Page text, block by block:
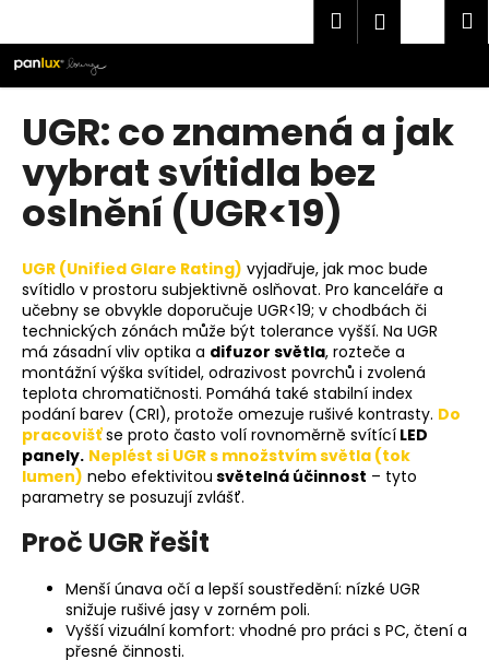
obsah
Hledat
UGR: co znamená a jak
vybrat svítidla bez
oslnění (UGR<19)
UGR (Unified Glare Rating) vyjadřuje, jak moc bude
svítidlo v prostoru subjektivně oslňovat. Pro kanceláře a
učebny se obvykle doporučuje UGR<19; v chodbách či
technických zónách může být tolerance vyšší. Na UGR
má zásadní vliv optika a difuzor světla, rozteče a
montážní výška svítidel, odrazivost povrchů i zvolená
teplota chromatičnosti. Pomáhá také stabilní index
podání barev (CRI), protože omezuje rušivé kontrasty. Do
pracovišťse proto často volí rovnoměrně svítící LED
panely. Neplést si UGR s množstvím světla (tok
lumen) nebo efektivitou světelná účinnost – tyto
parametry se posuzují zvlášť.
Proč UGR řešit
Menší únava očí a lepší soustředění: nízké UGR
snižuje rušivé jasy v zorném poli.
Vyšší vizuální komfort: vhodné pro práci s PC, čtení a
přesné činnosti.
o
í
Zpět
Zpět
C
o
p
o
t
ř
e
b
u
j
e
t
e
n
a
j